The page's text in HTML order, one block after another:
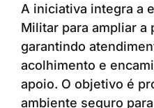
A iniciativa integra a
Militar para ampliar a
garantindo
acolhimento e
apoio. O objetivo é
ambiente seguro